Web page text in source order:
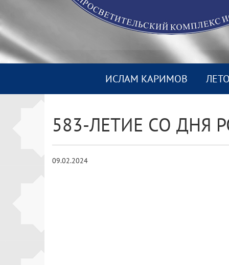
ИСЛАМ КАРИМОВ
583-ЛЕТИЕ СО ДНЯ
09.02.2024